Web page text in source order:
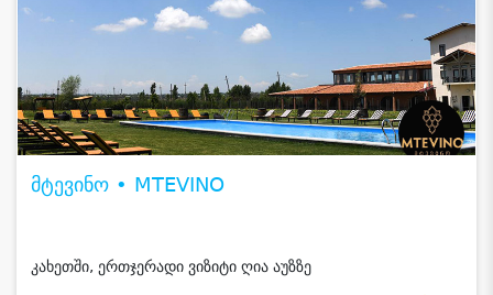
მტევინო • MTEVINO
კახეთში, ერთჯერადი ვიზიტი ღია აუზზე